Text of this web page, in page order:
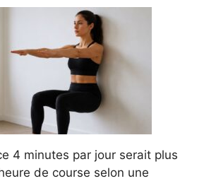
4 minutes par jour serait plus
de course selon une